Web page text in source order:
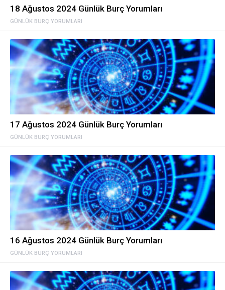
GÜNLÜK BURÇ YORUMLARI
18 Ağustos 2024 Günlük Burç Yorumları
GÜNLÜK BURÇ YORUMLARI
17 Ağustos 2024 Günlük Burç Yorumları
GÜNLÜK BURÇ YORUMLARI
16 Ağustos 2024 Günlük Burç Yorumları